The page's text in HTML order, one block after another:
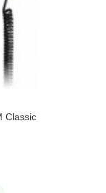
Classic